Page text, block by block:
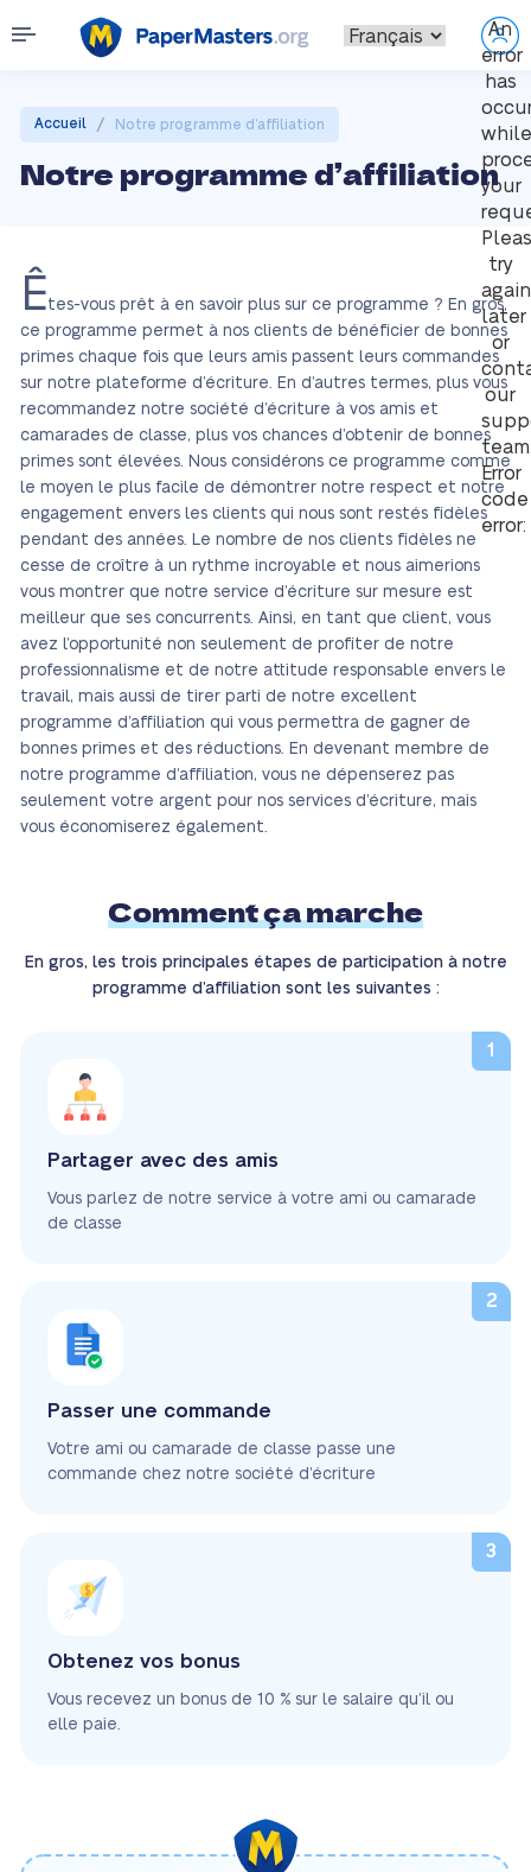
An
error
has
while
your
try
again
later
or
our
Error
code
error:
Accueil / Notre programme d’affiliation
Notre programme d’affiliation
Êtes-vous prêt à en savoir plus sur ce programme ? En gros,
ce programme permet à nos clients de bénéficier de bonnes
primes chaque fois que leurs amis passent leurs commandes
sur notre plateforme d’écriture. En d’autres termes, plus vous
recommandez notre société d’écriture à vos amis et
camarades de classe, plus vos chances d’obtenir de bonnes
primes sont élevées. Nous considérons ce programme comme
le moyen le plus facile de démontrer notre respect et notre
engagement envers les clients qui nous sont restés fidèles
pendant des années. Le nombre de nos clients fidèles ne
cesse de croître à un rythme incroyable et nous aimerions
vous montrer que notre service d’écriture sur mesure est
meilleur que ses concurrents. Ainsi, en tant que client, vous
avez l’opportunité non seulement de profiter de notre
professionnalisme et de notre attitude responsable envers le
travail, mais aussi de tirer parti de notre excellent
programme d’affiliation qui vous permettra de gagner de
bonnes primes et des réductions. En devenant membre de
notre programme d’affiliation, vous ne dépenserez pas
seulement votre argent pour nos services d’écriture, mais
vous économiserez également.
Comment ça marche
En gros, les trois principales étapes de participation à notre
programme d’affiliation sont les suivantes :
Partager avec des amis
Vous parlez de notre service à votre ami ou camarade
de classe
Passer une commande
Votre ami ou camarade de classe passe une
commande chez notre société d’écriture
Obtenez vos bonus
Vous recevez un bonus de 10 % sur le salaire qu’il ou
elle paie.